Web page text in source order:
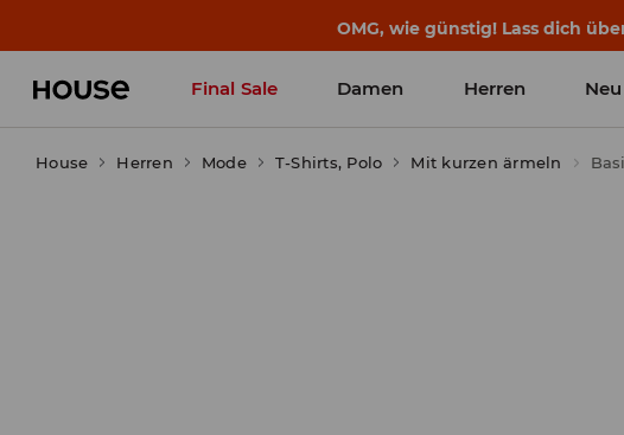
Die besten Geschichten
Final Sale Damen Herren Neu
House Herren Mode T-Shirts, Polo Mit kurzen ärmeln